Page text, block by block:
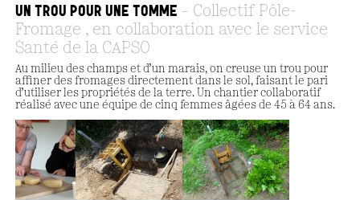
UN TROU POUR UNE TOMME
Collectif Pôle-
Fromage , en collaboration avec le service
Santé de la CAPSO
Au milieu des champs et d’un marais, on creuse un trou pour
affiner des fromages directement dans le sol, faisant le pari
d’utiliser les propriétés de la terre. Un chantier collaboratif
réalisé avec une équipe de cinq femmes âgées de 45 à 64 ans.